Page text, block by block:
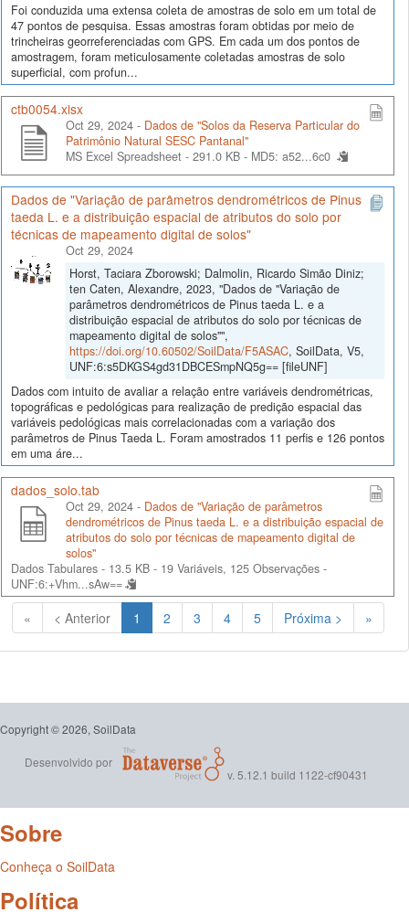
Foi conduzida uma extensa coleta de amostras de solo em um total de
47 pontos de pesquisa. Essas amostras foram obtidas por meio de
trincheiras georreferenciadas com GPS. Em cada um dos pontos de
amostragem, foram meticulosamente coletadas amostras de solo
superficial, com profun...
ctb0054.xlsx
Oct 29, 2024 - Dados de "Solos da Reserva Particular do
Patrimônio Natural SESC Pantanal"
MS Excel Spreadsheet - 291.0 KB - MD5: a52...6c0
Dados de "Variação de parâmetros dendrométricos de Pinus
taeda L. e a distribuição espacial de atributos do solo por
técnicas de mapeamento digital de solos"
Oct 29, 2024
Horst, Taciara Zborowski; Dalmolin, Ricardo Simão Diniz;
ten Caten, Alexandre, 2023, "Dados de "Variação de
parâmetros dendrométricos de Pinus taeda L. e a
distribuição espacial de atributos do solo por técnicas de
mapeamento digital de solos"",
https://doi.org/10.60502/SoilData/F5ASAC, SoilData, V5,
UNF:6:s5DKGS4gd31DBCESmpNQ5g== [fileUNF]
Dados com intuito de avaliar a relação entre variáveis dendrométricas,
topográficas e pedológicas para realização de predição espacial das
variáveis pedológicas mais correlacionadas com a variação dos
parâmetros de Pinus Taeda L. Foram amostrados 11 perfis e 126 pontos
em uma áre...
dados_solo.tab
Oct 29, 2024 - Dados de "Variação de parâmetros
dendrométricos de Pinus taeda L. e a distribuição espacial de
atributos do solo por técnicas de mapeamento digital de
solos"
Dados Tabulares - 13.5 KB - 19 Variáveis, 125 Observações -
UNF:6:+Vhm...sAw==
« < Anterior 1 (Atual)
2 3 4 5 Próxima > »
Copyright © 2026, SoilData
Desenvolvido por
v. 5.12.1 build 1122-cf90431
Sobre
Conheça o SoilData
Política